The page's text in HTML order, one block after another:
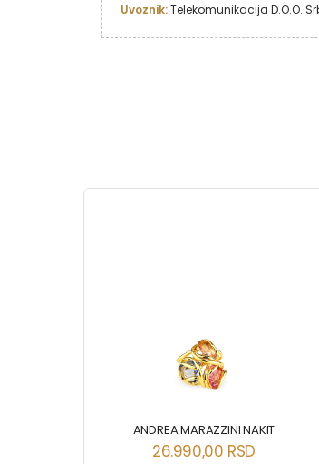
Uvoznik: Telekomunikacija D.O.O.
ANDREA MARAZZINI NAKIT
26.990,00 RSD